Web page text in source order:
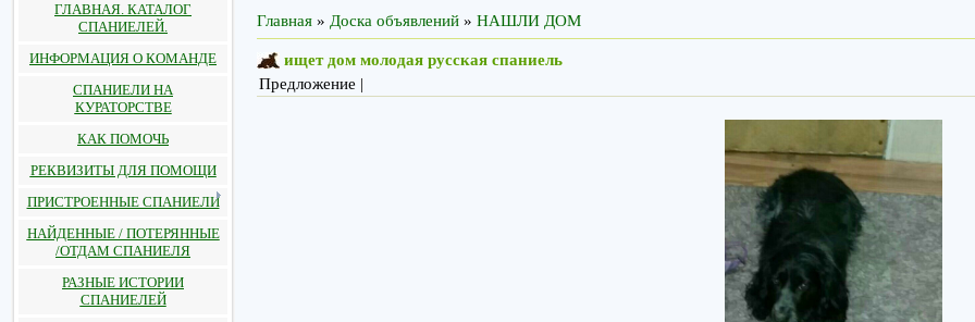
ГЛАВНАЯ. КАТАЛОГ
СПАНИЕЛЕЙ.
ИНФОРМАЦИЯ О КОМАНДЕ
СПАНИЕЛИ НА
КУРАТОРСТВЕ
КАК ПОМОЧЬ
РЕКВИЗИТЫ ДЛЯ ПОМОЩИ
ПРИСТРОЕННЫЕ СПАНИЕЛИ
НАЙДЕННЫЕ / ПОТЕРЯННЫЕ
/ОТДАМ СПАНИЕЛЯ
РАЗНЫЕ ИСТОРИИ
СПАНИЕЛЕЙ
Главная » Доска объявлений » НАШЛИ ДОМ
ищет дом молодая русская спаниель
Предложение |